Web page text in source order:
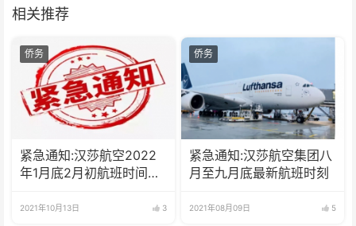
相关推荐
侨务
紧急通知:汉莎航空2022
年1月底2月初航班时间调
2021年10月13日 3
侨务
紧急通知:汉莎航空集团八
月至九月底最新航班时刻
2021年08月09日 5